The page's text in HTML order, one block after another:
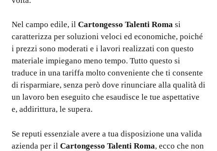
Nel campo edile, il Cartongesso Talenti Roma si
caratterizza per soluzioni veloci ed economiche, poiché
i prezzi sono moderati e i lavori realizzati con questo
materiale impiegano meno tempo. Tutto questo si
traduce in una tariffa molto conveniente che ti consente
di risparmiare, senza però dove rinunciare alla qualità di
un lavoro ben eseguito che esaudisce le tue aspettative
e, addirittura, le supera.
Se reputi essenziale avere a tua disposizione una valida
azienda per il Cartongesso Talenti Roma, ecco che non